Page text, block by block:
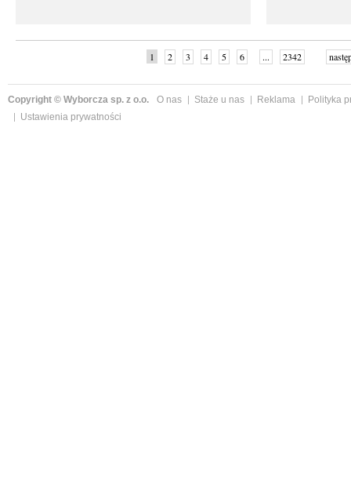
1 2 3 4 5 6 ... 2342
Copyright © Wyborcza sp. z o.o. O nas Staże u nas Reklama
Polityka
Ustawienia prywatności